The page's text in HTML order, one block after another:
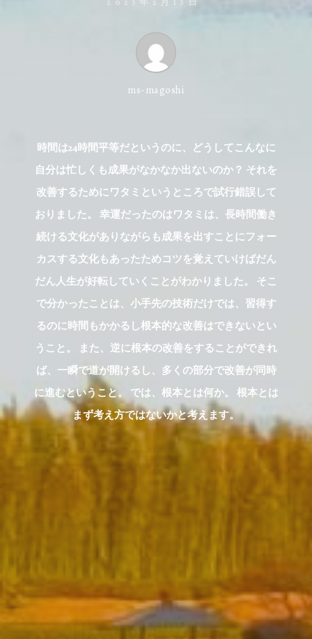
ms-magoshi
時間は24時間平等だというのに、どうしてこんなに
自分は忙しくも成果がなかなか出ないのか？ それを
改善するためにワタミというところで試行錯誤して
おりました。 幸運だったのはワタミは、長時間働き
続ける文化がありながらも成果を出すことにフォー
カスする文化もあったためコツを覚えていけばだん
だん人生が好転していくことがわかりました。 そこ
で分かったことは、小手先の技術だけでは、習得す
るのに時間もかかるし根本的な改善はできないとい
うこと。 また、逆に根本の改善をすることができれ
ば、一瞬で道が開けるし、多くの部分で改善が同時
に進むということ。 では、根本とは何か。 根本とは
まず考え方ではないかと考えます。